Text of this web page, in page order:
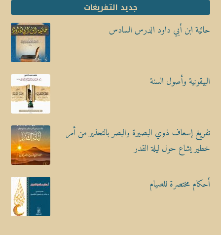
جديد التفريغات
حائية ابن أبي داود الدرس السادس
البيقونية وأصول السنة
تفريغ إسعاف ذوي البصيرة والبصر بالتحذير من أمر
خطير يشاع حول ليلة القدر
أحكام مختصرة للصيام